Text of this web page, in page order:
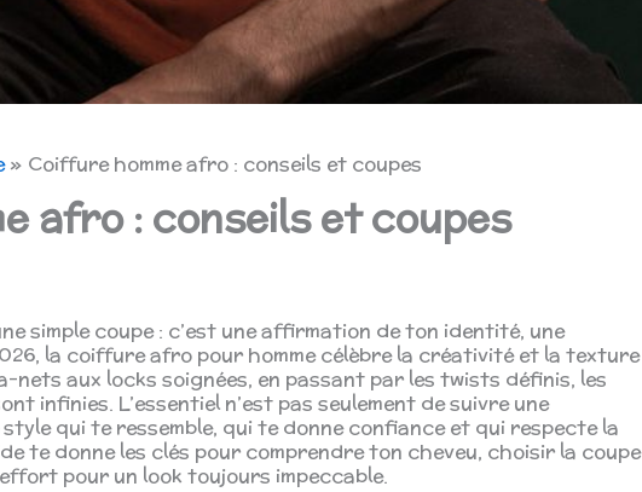
Coiffure homme afro : conseils et coupes
afro : conseils et coupes
simple coupe : c’est une affirmation de ton identité, une
la coiffure afro pour homme célèbre la créativité et la texture
nets aux locks soignées, en passant par les twists définis, les
infinies. L’essentiel n’est pas seulement de suivre une
qui te ressemble, qui te donne confiance et qui respecte la
te donne les clés pour comprendre ton cheveu, choisir la coupe
pour un look toujours impeccable.